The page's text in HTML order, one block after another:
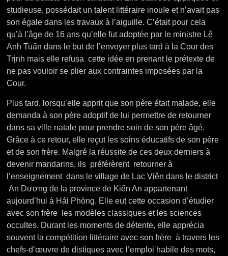
studieuse, possédait un talent littéraire inouïe et n’avait pas
son égale dans les travaux à l’aiguille. C’était pour cela
qu’à l’âge de 16 ans qu’elle fut adoptée par le ministre Lê
Anh Tuấn dans le but de l’envoyer plus tard à la Cour des
Trịnh mais elle refusa cette idée en prenant le prétexte de
ne pas vouloir se plier aux contraintes imposées par la
Cour.
Plus tard, lorsqu’elle apprit que son père était malade, elle
demanda à son père adoptif de lui permettre de retourner
dans sa ville natale pour prendre soin de son père âgé.
Grâce à ce retour, elle reçut les soins éducatifs de son père
et de son frère. Malgré la réussite de ces deux derniers à
devenir mandarins, ils préférèrent retourner à
l’enseignement dans le village de Lạc Viên dans le district
An Dương de la province de Kiến An appartenant
aujourd’hui à Hải Phòng. Elle eut cette occasion d’étudier
avec son frère les modèles classiques et les sciences
occultes. Durant les moments de détente, elle apprécia
souvent la compétition littéraire avec son frère à travers les
chefs-d’œuvre de distiques avec l’emploi habile des mots,